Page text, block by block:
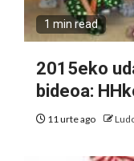
1 min read
2015eko
bideoa:
11 urte ago